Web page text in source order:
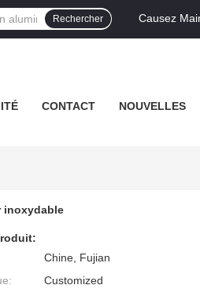
Causez
Rechercher
CONTACT NOUVELLES
inoxydable
Chine, Fujian
Customized